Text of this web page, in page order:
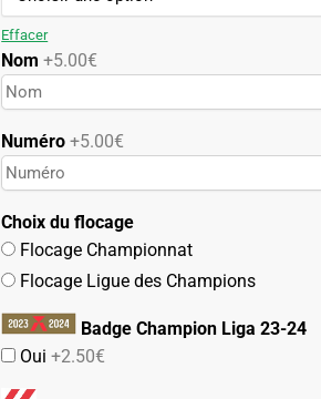
Effacer
Nom +5.00€
Numéro+5.00€
Choix du flocage
Flocage Championnat
Flocage Ligue des Champions
Badge Champion Liga 23-24
Oui+2.50€